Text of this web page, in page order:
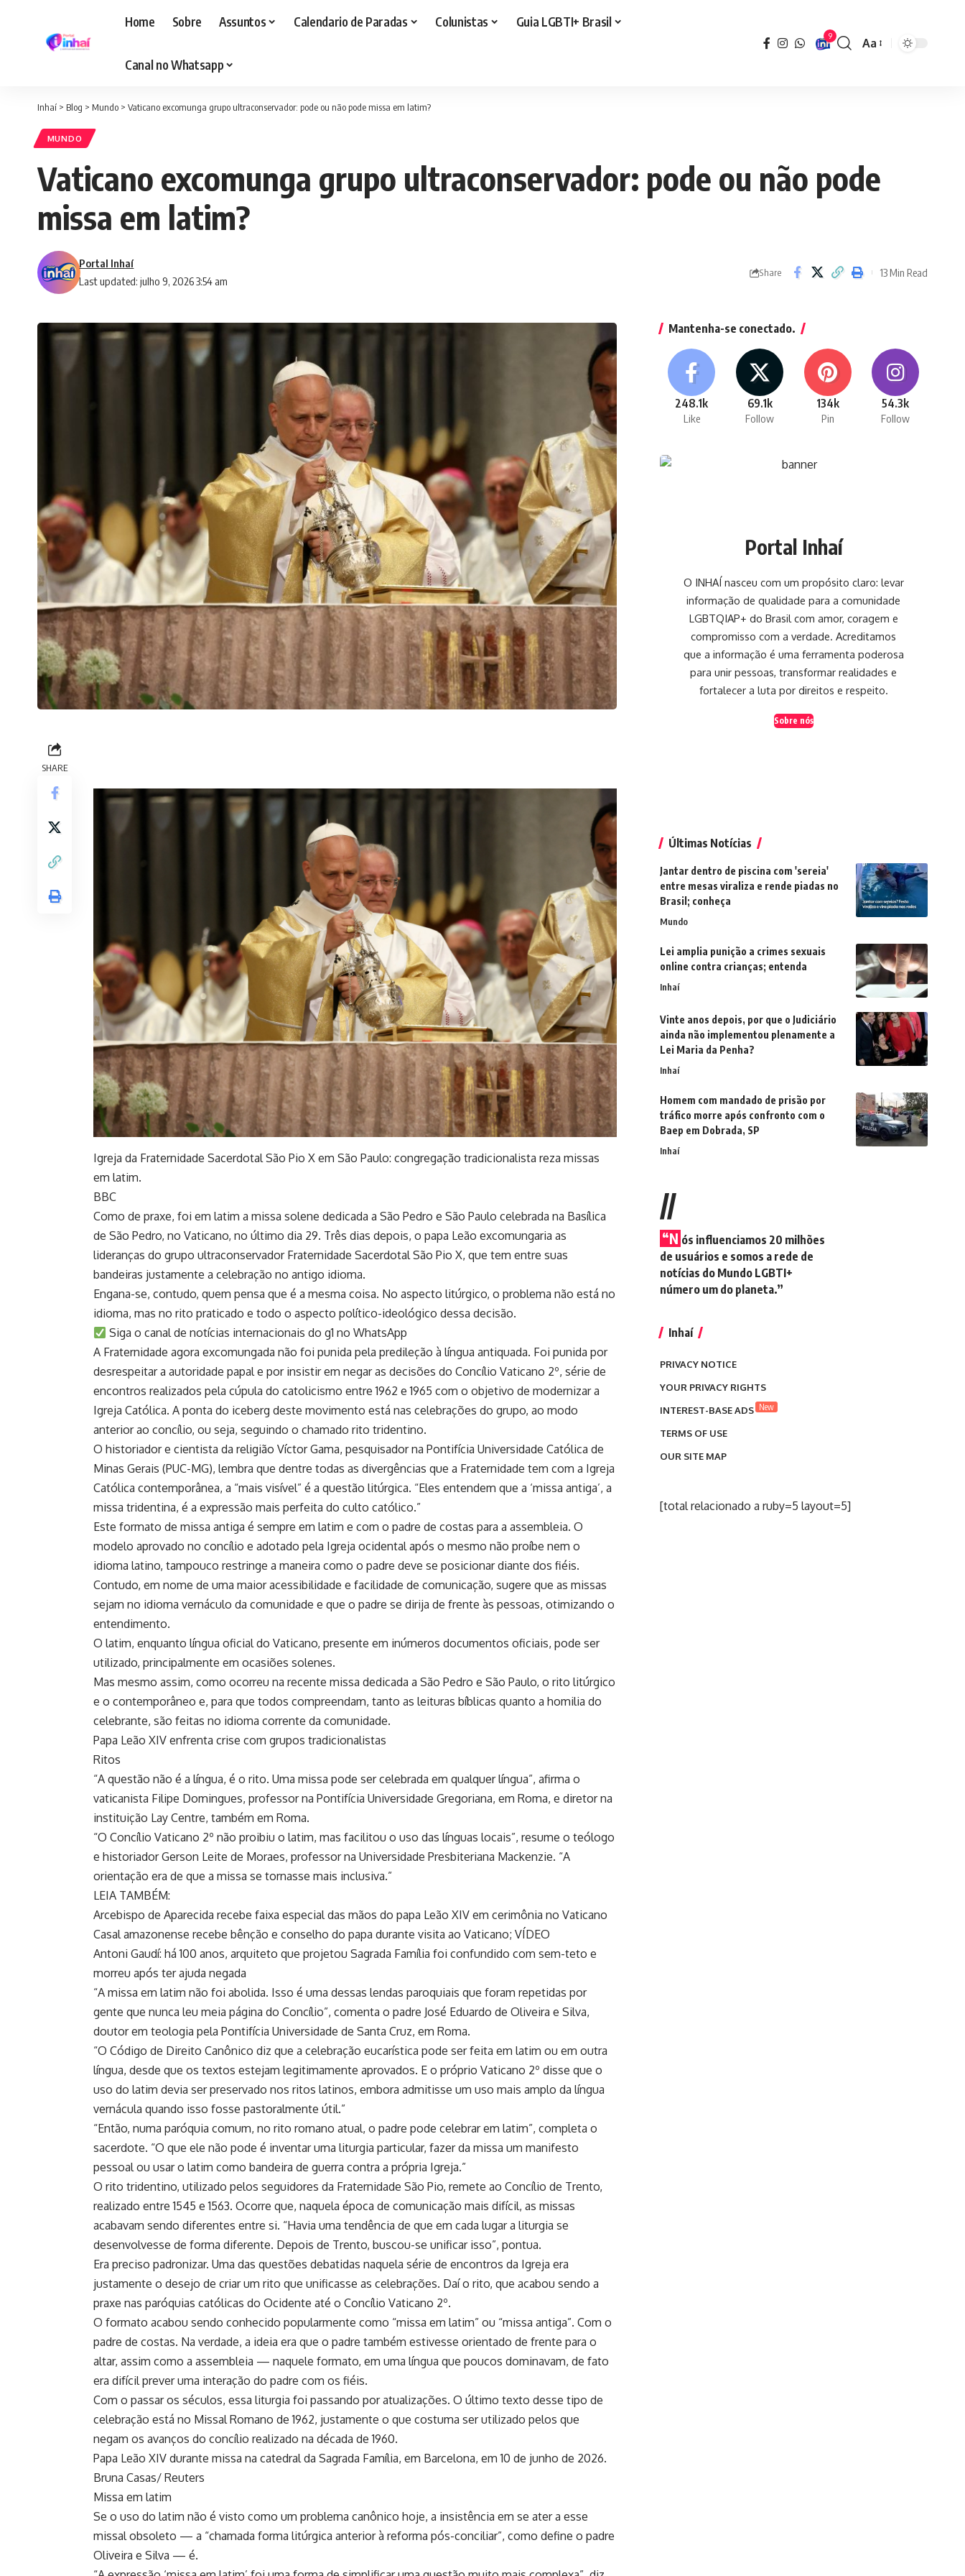
Home Sobre Assuntos Calendario de Paradas Colunistas Guia LGBTI+ Brasil
Canal no Whatsapp
9
Font
Aa
Inhaí > Blog > Mundo > Vaticano excomunga grupo ultraconservador: pode ou não pode missa em latim?
MUNDO
Vaticano excomunga grupo ultraconservador: pode ou não pode
missa em latim?
Last updated: julho 9, 2026 3:54 am
Portal Inhaí
Share 13 Min Read
SHARE
Igreja da Fraternidade Sacerdotal São Pio X em São Paulo: congregação tradicionalista reza missas
em latim.
BBC
Como de praxe, foi em latim a missa solene dedicada a São Pedro e São Paulo celebrada na Basílica
de São Pedro, no Vaticano, no último dia 29. Três dias depois, o papa Leão excomungaria as
lideranças do grupo ultraconservador Fraternidade Sacerdotal São Pio X, que tem entre suas
bandeiras justamente a celebração no antigo idioma.
Engana-se, contudo, quem pensa que é a mesma coisa. No aspecto litúrgico, o problema não está no
idioma, mas no rito praticado e todo o aspecto político-ideológico dessa decisão.
Siga o canal de notícias internacionais do g1 no WhatsApp
A Fraternidade agora excomungada não foi punida pela predileção à língua antiquada. Foi punida por
desrespeitar a autoridade papal e por insistir em negar as decisões do Concílio Vaticano 2º, série de
encontros realizados pela cúpula do catolicismo entre 1962 e 1965 com o objetivo de modernizar a
Igreja Católica. A ponta do iceberg deste movimento está nas celebrações do grupo, ao modo
anterior ao concílio, ou seja, seguindo o chamado rito tridentino.
O historiador e cientista da religião Víctor Gama, pesquisador na Pontifícia Universidade Católica de
Minas Gerais (PUC-MG), lembra que dentre todas as divergências que a Fraternidade tem com a Igreja
Católica contemporânea, a “mais visível” é a questão litúrgica. “Eles entendem que a ‘missa antiga’, a
missa tridentina, é a expressão mais perfeita do culto católico.”
Este formato de missa antiga é sempre em latim e com o padre de costas para a assembleia. O
modelo aprovado no concílio e adotado pela Igreja ocidental após o mesmo não proíbe nem o
idioma latino, tampouco restringe a maneira como o padre deve se posicionar diante dos fiéis.
Contudo, em nome de uma maior acessibilidade e facilidade de comunicação, sugere que as missas
sejam no idioma vernáculo da comunidade e que o padre se dirija de frente às pessoas, otimizando o
entendimento.
O latim, enquanto língua oficial do Vaticano, presente em inúmeros documentos oficiais, pode ser
utilizado, principalmente em ocasiões solenes.
Mas mesmo assim, como ocorreu na recente missa dedicada a São Pedro e São Paulo, o rito litúrgico
e o contemporâneo e, para que todos compreendam, tanto as leituras bíblicas quanto a homilia do
celebrante, são feitas no idioma corrente da comunidade.
Papa Leão XIV enfrenta crise com grupos tradicionalistas
Ritos
“A questão não é a língua, é o rito. Uma missa pode ser celebrada em qualquer língua”, afirma o
vaticanista Filipe Domingues, professor na Pontifícia Universidade Gregoriana, em Roma, e diretor na
instituição Lay Centre, também em Roma.
“O Concílio Vaticano 2º não proibiu o latim, mas facilitou o uso das línguas locais”, resume o teólogo
e historiador Gerson Leite de Moraes, professor na Universidade Presbiteriana Mackenzie. “A
orientação era de que a missa se tornasse mais inclusiva.”
LEIA TAMBÉM:
Arcebispo de Aparecida recebe faixa especial das mãos do papa Leão XIV em cerimônia no Vaticano
Casal amazonense recebe bênção e conselho do papa durante visita ao Vaticano; VÍDEO
Antoni Gaudí: há 100 anos, arquiteto que projetou Sagrada Família foi confundido com sem-teto e
morreu após ter ajuda negada
“A missa em latim não foi abolida. Isso é uma dessas lendas paroquiais que foram repetidas por
gente que nunca leu meia página do Concílio”, comenta o padre José Eduardo de Oliveira e Silva,
doutor em teologia pela Pontifícia Universidade de Santa Cruz, em Roma.
“O Código de Direito Canônico diz que a celebração eucarística pode ser feita em latim ou em outra
língua, desde que os textos estejam legitimamente aprovados. E o próprio Vaticano 2º disse que o
uso do latim devia ser preservado nos ritos latinos, embora admitisse um uso mais amplo da língua
vernácula quando isso fosse pastoralmente útil.”
“Então, numa paróquia comum, no rito romano atual, o padre pode celebrar em latim”, completa o
sacerdote. “O que ele não pode é inventar uma liturgia particular, fazer da missa um manifesto
pessoal ou usar o latim como bandeira de guerra contra a própria Igreja.”
O rito tridentino, utilizado pelos seguidores da Fraternidade São Pio, remete ao Concílio de Trento,
realizado entre 1545 e 1563. Ocorre que, naquela época de comunicação mais difícil, as missas
acabavam sendo diferentes entre si. “Havia uma tendência de que em cada lugar a liturgia se
desenvolvesse de forma diferente. Depois de Trento, buscou-se unificar isso”, pontua.
Era preciso padronizar. Uma das questões debatidas naquela série de encontros da Igreja era
justamente o desejo de criar um rito que unificasse as celebrações. Daí o rito, que acabou sendo a
praxe nas paróquias católicas do Ocidente até o Concílio Vaticano 2º.
O formato acabou sendo conhecido popularmente como “missa em latim” ou “missa antiga”. Com o
padre de costas. Na verdade, a ideia era que o padre também estivesse orientado de frente para o
altar, assim como a assembleia — naquele formato, em uma língua que poucos dominavam, de fato
era difícil prever uma interação do padre com os fiéis.
Com o passar os séculos, essa liturgia foi passando por atualizações. O último texto desse tipo de
celebração está no Missal Romano de 1962, justamente o que costuma ser utilizado pelos que
negam os avanços do concílio realizado na década de 1960.
Papa Leão XIV durante missa na catedral da Sagrada Família, em Barcelona, em 10 de junho de 2026.
Bruna Casas/ Reuters
Missa em latim
Se o uso do latim não é visto como um problema canônico hoje, a insistência em se ater a esse
missal obsoleto — a “chamada forma litúrgica anterior à reforma pós-conciliar”, como define o padre
Oliveira e Silva — é.
Mantenha-se conectado.
248.1k
Like
69.1k
Follow
134k
Pin
54.3k
Follow
Portal Inhaí
O INHAÍ nasceu com um propósito claro: levar
informação de qualidade para a comunidade
LGBTQIAP+ do Brasil com amor, coragem e
compromisso com a verdade. Acreditamos
que a informação é uma ferramenta poderosa
para unir pessoas, transformar realidades e
fortalecer a luta por direitos e respeito.
Sobre nós
Últimas Notícias
Jantar dentro de piscina com 'sereia'
entre mesas viraliza e rende piadas no
Brasil; conheça
Mundo
Lei amplia punição a crimes sexuais
online contra crianças; entenda
Inhaí
Vinte anos depois, por que o Judiciário
ainda não implementou plenamente a
Lei Maria da Penha?
Inhaí
Homem com mandado de prisão por
tráfico morre após confronto com o
Baep em Dobrada, SP
Inhaí
//
“N ós influenciamos 20 milhões
de usuários e somos a rede de
notícias do Mundo LGBTI+
número um do planeta.”
Inhaí
PRIVACY NOTICE
YOUR PRIVACY RIGHTS
INTEREST-BASE ADS New
TERMS OF USE
OUR SITE MAP
[total relacionado a ruby=5 layout=5]